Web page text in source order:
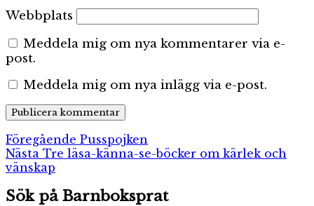
Webbplats
Meddela mig om nya kommentarer via e-
post.
Meddela mig om nya inlägg via e-post.
Inläggsnavigering
Föregående Föregående
inlägg:
Pusspojken
Nästa Nästa
inlägg:
Tre läsa-känna-se-böcker om kärlek och
vänskap
Sök på Barnboksprat